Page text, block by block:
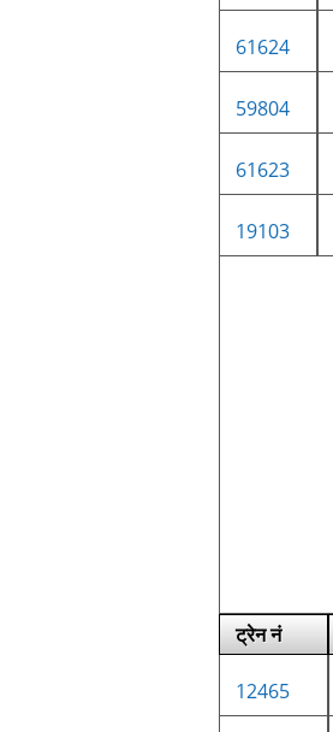
61624
59804
61623
19103
ट्रेन नं
12465